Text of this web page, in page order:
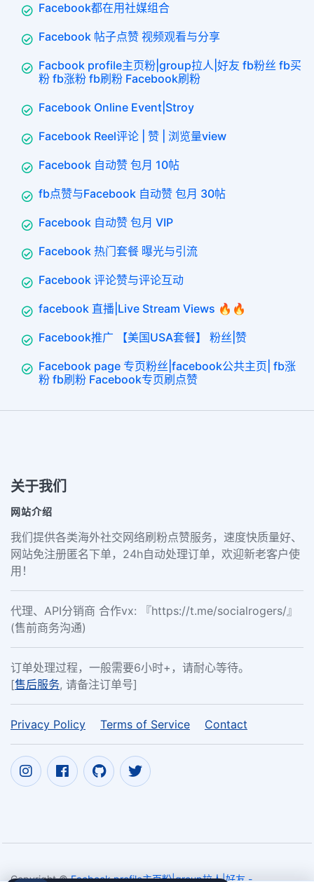
Facebook都在用社媒组合
Facebook 帖子点赞 视频观看与分享
Facbook profile主页粉|group拉人|好友 fb粉丝 fb买
粉 fb涨粉 fb刷粉 Facebook刷粉
Facebook Online Event|Stroy
Facebook Reel评论 | 赞 | 浏览量view
Facebook 自动赞 包月 10帖
fb点赞与Facebook 自动赞 包月 30帖
Facebook 自动赞 包月 VIP
Facebook 热门套餐 曝光与引流
Facebook 评论赞与评论互动
facebook 直播|Live Stream Views 🔥🔥
Facebook推广 【美国USA套餐】 粉丝|赞
Facebook page 专页粉丝|facebook公共主页| fb涨
粉 fb刷粉 Facebook专页刷点赞
关于我们
网站介绍
我们提供各类海外社交网络刷粉点赞服务，速度快质量好、
网站免注册匿名下单，24h自动处理订单，欢迎新老客户使
用！
代理、API分销商 合作vx: 『https://t.me/socialrogers/』
(售前商务沟通)
订单处理过程，一般需要6小时+，请耐心等待。
[售后服务, 请备注订单号]
Privacy Policy Terms of Service Contact
Copyright ©Facbook profile主页粉|group拉人|好友 -